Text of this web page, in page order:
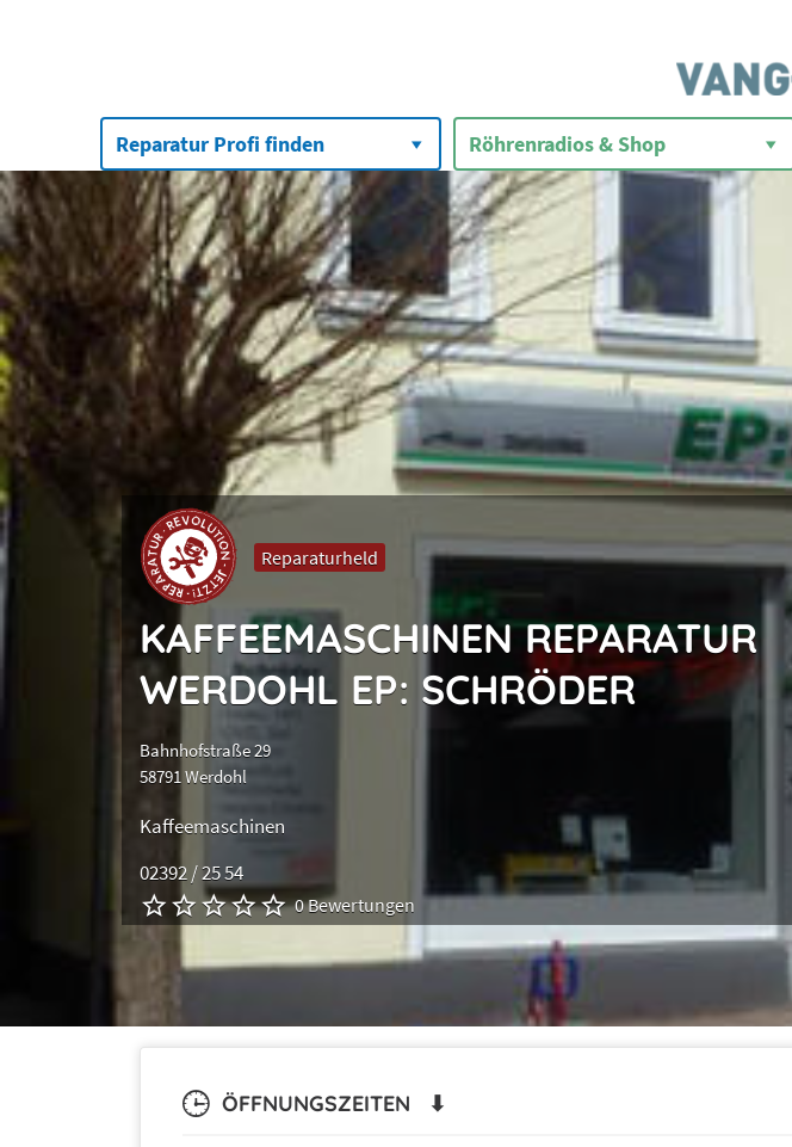
Reparatur Profi finden Röhrenradios & Shop
Reparaturheld
KAFFEEMASCHINEN REPARATUR
WERDOHL EP: SCHRÖDER
Bahnhofstraße 29
58791 Werdohl
Kaffeemaschinen
02392 / 25 54
0 Bewertungen
ÖFFNUNGSZEITEN ⬇